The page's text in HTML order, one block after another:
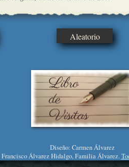
Aleatorio
Diseño: Carmen Álvarez
Francisco Álvarez Hidalgo, Familia Álvarez.